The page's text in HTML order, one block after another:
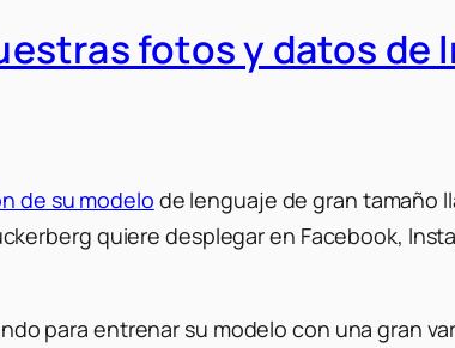
fotos y datos de
de su modelo de lenguaje de gran tamaño
quiere desplegar en Facebook,
para entrenar su modelo con una gran